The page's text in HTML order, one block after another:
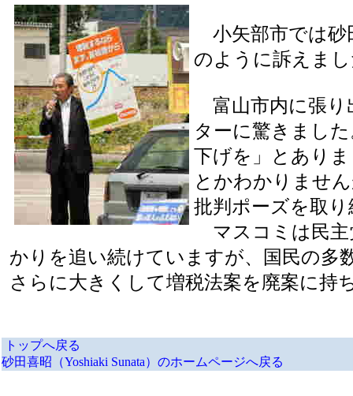
小矢部市では砂
のように訴えま
富山市内に張り
ターに驚きまし
下げを」とあり
とかわかりませ
批判ポーズを取
マスコミは民主
かりを追い続けていますが、国民の多
さらに大きくして増税法案を廃案に持
トップへ戻る
砂田喜昭（Yoshiaki Sunata）のホームページへ戻る